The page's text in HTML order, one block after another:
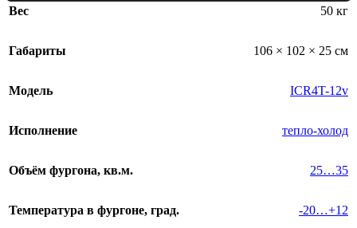
Вес 50 кг
Габариты 106 × 102 × 25 см
Модель ICR4T-12v
Исполнение тепло-холод
Объём фургона, кв.м. 25…35
Температура в фургоне, град. -20…+12